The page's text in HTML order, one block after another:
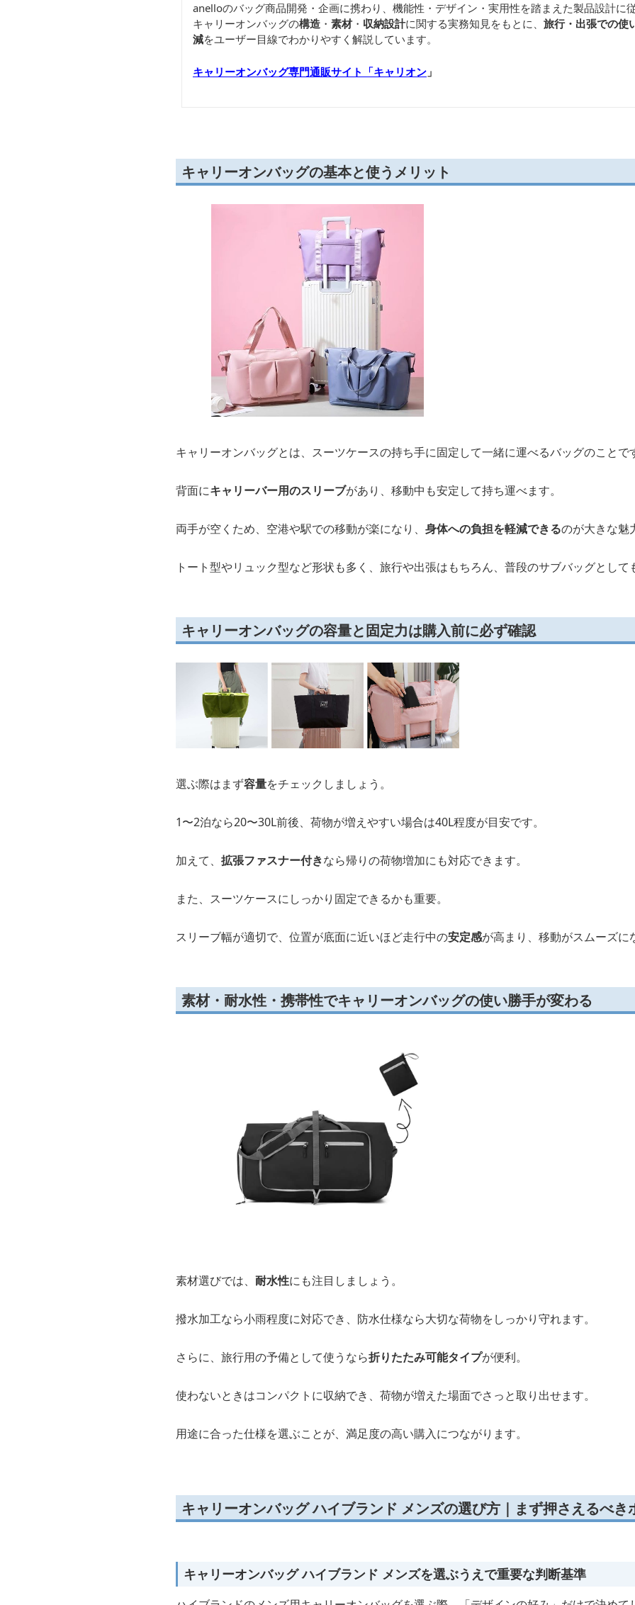
anelloのバッグ商品開発・企画に携わり、機能性・デザイン・実用性を踏まえた製品設計に
キャリーオンバッグの構造 ・ 素材・ 収納設計に関する実務知見をもとに、 旅行・出張での使
減をユーザー目線でわかりやすく解説しています。
キャリーオンバッグ専門通販サイト「キャリオン 」
キャリーオンバッグの基本と使うメリット
キャリーオンバッグとは、スーツケースの持ち手に固定して一緒に運べるバッグのことで
背面にキャリーバー用のスリーブがあり、移動中も安定して持ち運べます。
両手が空くため、空港や駅での移動が楽になり、 身体への負担を軽減できるのが大きな魅
トート型やリュック型など形状も多く、旅行や出張はもちろん、普段のサブバッグとして
キャリーオンバッグの容量と固定力は購入前に必ず確認
選ぶ際はまず容量をチェックしましょう。
1〜2泊なら20〜30L前後、荷物が増えやすい場合は40L程度が目安です。
加えて、 拡張ファスナー付きなら帰りの荷物増加にも対応できます。
また、スーツケースにしっかり固定できるかも重要。
スリーブ幅が適切で、位置が底面に近いほど走行中の安定感が高まり、移動がスムーズに
素材・耐水性・携帯性でキャリーオンバッグの使い勝手が変わる
素材選びでは、 耐水性にも注目しましょう。
撥水加工なら小雨程度に対応でき、防水仕様なら大切な荷物をしっかり守れます。
さらに、旅行用の予備として使うなら折りたたみ可能タイプが便利。
使わないときはコンパクトに収納でき、荷物が増えた場面でさっと取り出せます。
用途に合った仕様を選ぶことが、満足度の高い購入につながります。
キャリーオンバッグ ハイブランド メンズの選び方｜まず押さえるべき
キャリーオンバッグ ハイブランド メンズを選ぶうえで重要な判断基準